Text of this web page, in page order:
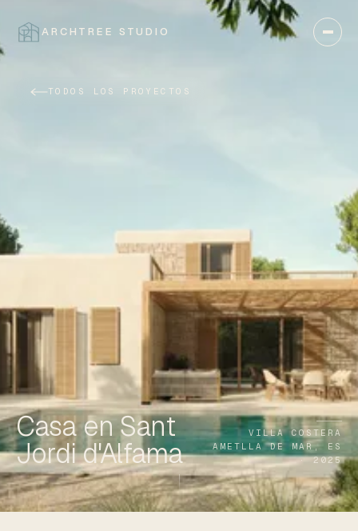
ARCHTREE STUDIO
CERRAR
/EN
ARCHTREE
STUDIO
BARCELONA
Casa en Sant
Jordi d'Alfama
VILLA COSTERA
AMETLLA DE MAR, ES
· 2025
TODOS LOS PROYECTOS